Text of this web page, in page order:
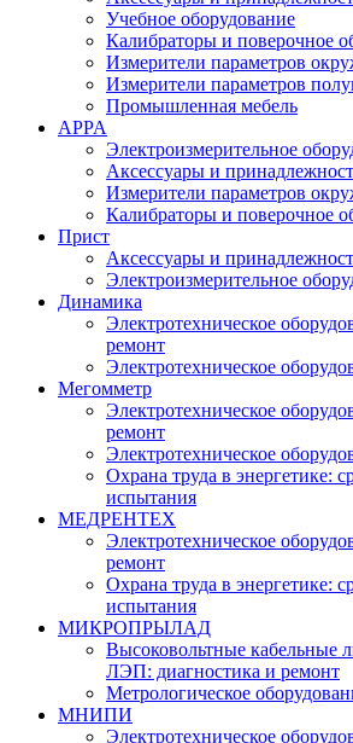
Учебное оборудование
Калибраторы и поверочное
Измерители параметров
Измерители параметров
Промышленная мебель
APPA
Электроизмерительное
Аксессуары и
Измерители параметров
Калибраторы и поверочное
Прист
Аксессуары и
Электроизмерительное
Динамика
Электротехническое
ремонт
Электротехническое
Мегомметр
Электротехническое
ремонт
Электротехническое
Охрана труда в энергетике:
испытания
МЕДРЕНТЕХ
Электротехническое
ремонт
Охрана труда в энергетике:
испытания
МИКРОПРЫЛАД
Высоковольтные кабельные
ЛЭП: диагностика и ремонт
Метрологическое
МНИПИ
Электротехническое